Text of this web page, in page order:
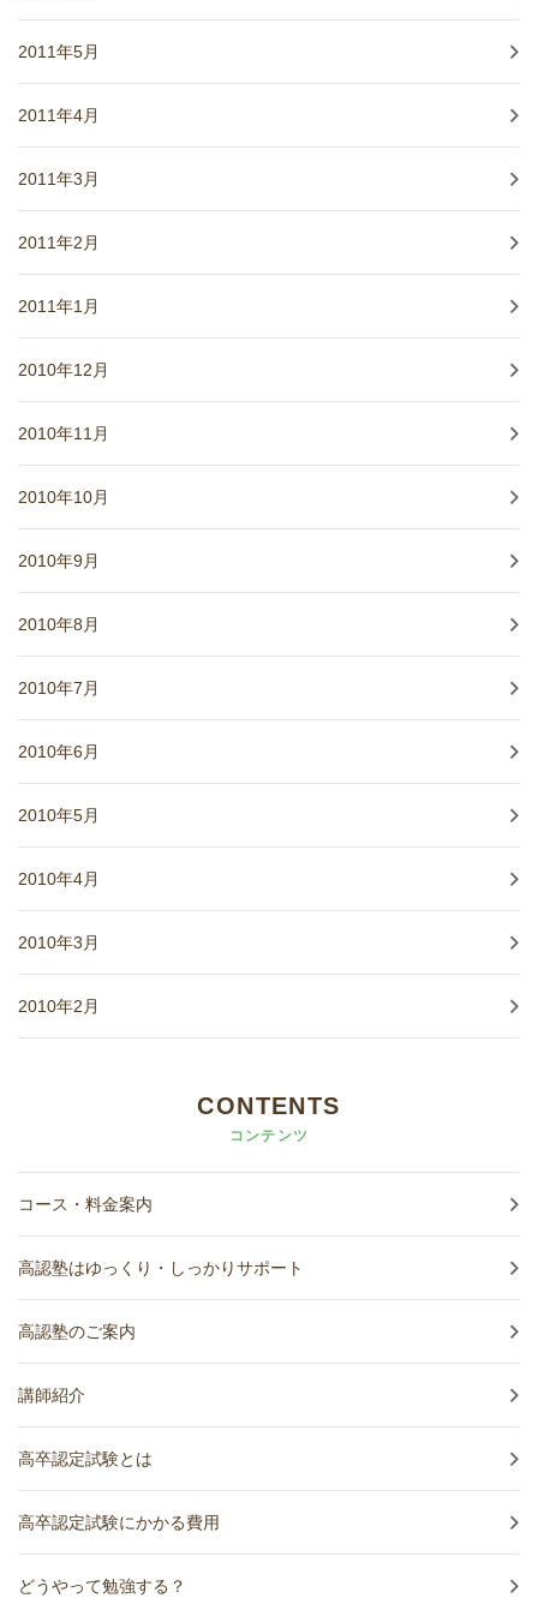
2011年5月
2011年4月
2011年3月
2011年2月
2011年1月
2010年12月
2010年11月
2010年10月
2010年9月
2010年8月
2010年7月
2010年6月
2010年5月
2010年4月
2010年3月
2010年2月
CONTENTS
コンテンツ
コース・料金案内
高認塾はゆっくり・しっかりサポート
高認塾のご案内
講師紹介
高卒認定試験とは
高卒認定試験にかかる費用
どうやって勉強する？